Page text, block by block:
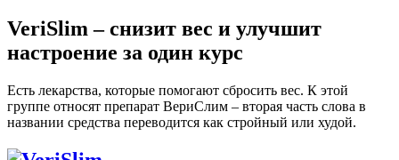
VeriSlim – снизит вес и улучшит
настроение за один курс
Есть лекарства, которые помогают сбросить вес. К этой
группе относят препарат ВериСлим – вторая часть слова в
названии средства переводится как стройный или худой.